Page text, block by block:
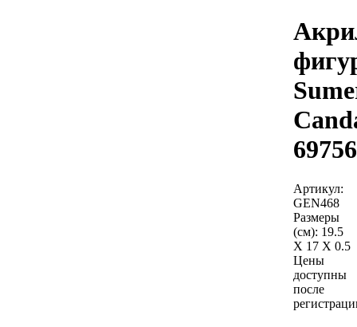
Артикул:
GEN468
Размеры
(см): 19.5
X 17 X 0.5
Цены
доступны
после